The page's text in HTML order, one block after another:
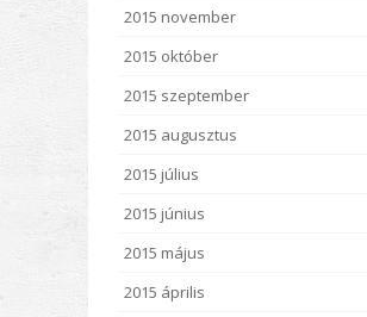
2015 november
2015 október
2015 szeptember
2015 augusztus
2015 július
2015 június
2015 május
2015 április